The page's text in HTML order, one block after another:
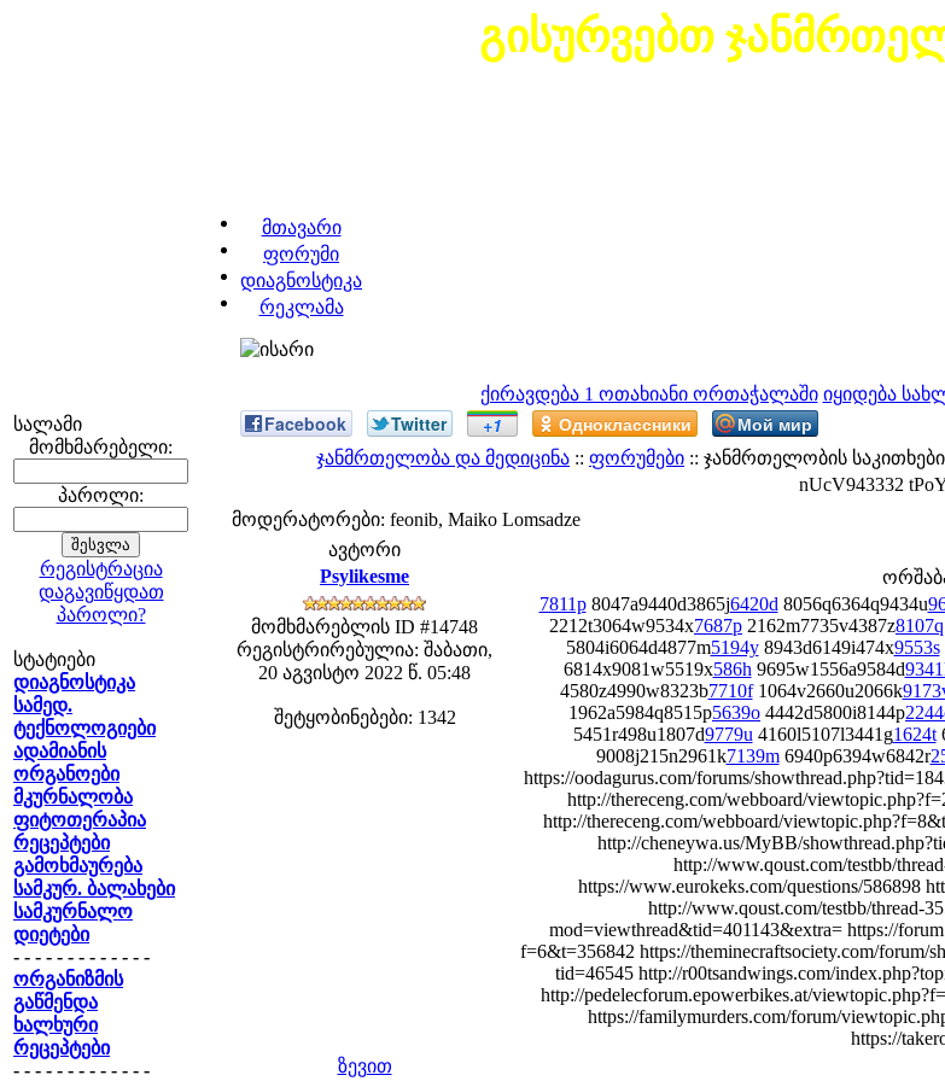
გისურვებთ
მთავარი
ფორუმი
დიაგნოსტიკა
რეკლამა
ქირავდება 1 ოთახიანი ორთაჭალაში იყიდება
სალამი
მომხმარებელი:
პაროლი:
რეგისტრაცია
დაგავიწყდათ
პაროლი?
სტატიები
დიაგნოსტიკა
სამედ.
ტექნოლოგიები
ადამიანის
ორგანოები
მკურნალობა
ფიტოთერაპია
რეცეპტები
გამოხმაურება
სამკურ. ბალახები
სამკურნალო
დიეტები
- - - - - - - - - - - - -
ორგანიზმის
გაწმენდა
ხალხური
რეცეპტები
- - - - - - - - - - - - -
Facebook Twitter +1 Одноклассники Мой мир
ჯანმრთელობა და მედიცინა :: ფორუმები :: ჯანმრთელობის
nUcV943332
მოდერატორები: feonib, Maiko Lomsadze
ავტორი
Psylikesme
მომხმარებლის ID #14748
რეგისტრირებულია: შაბათი,
20 აგვისტო 2022 წ. 05:48
შეტყობინებები: 1342
7811p8047a9440d3865j6420d 8056q6364q9434u
2212t3064w9534x7687p 2162m7735v4387z8107q
5804i6064d4877m5194y8943d6149i474x9553s
6814x9081w5519x586h 9695w1556a9584d
4580z4990w8323b7710f1064v2660u2066k
1962a5984q8515p5639o 4442d5800i8144p
5451r498u1807d9779u 4160l5107l3441g1624t
9008j215n2961k7139m6940p6394w6842r
https://oodagurus.com/forums/
http://thereceng.com/webboard/
http://thereceng.com/webboard/
http://cheneywa.us/MyBB/
http://www.qoust.com/testbb/
https://www.eurokeks.com/questions/586898
http://www.qoust.com/testbb/thread-
mod=viewthread&tid=401143&extra= https://
f=6&t=356842 https://theminecraftsociety.com/forum/
tid=46545 http://r00tsandwings.com/
http://pedelecforum.epowerbikes.at/
https://familymurders.com/forum/
https://
ზევით